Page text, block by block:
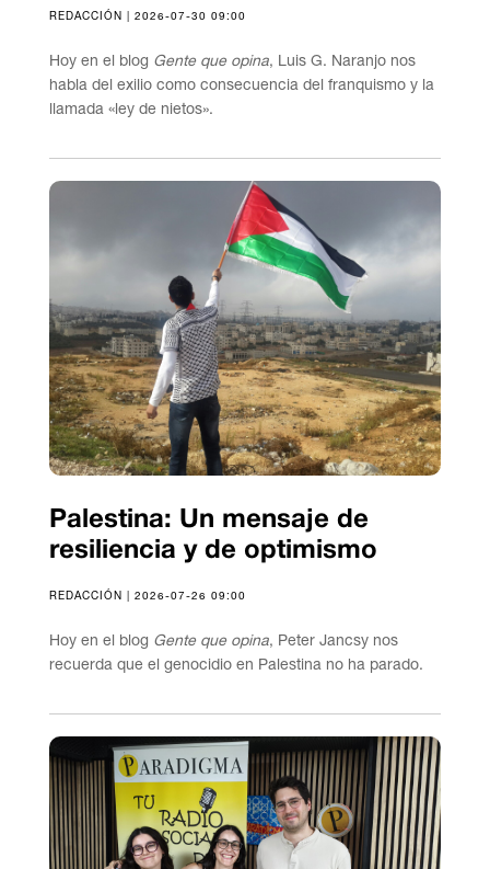
REDACCIÓN | 2026-07-30 09:00
Hoy en el blog Gente que opina, Luis G. Naranjo nos
habla del exilio como consecuencia del franquismo y la
llamada «ley de nietos».
Palestina: Un mensaje de
resiliencia y de optimismo
REDACCIÓN | 2026-07-26 09:00
Hoy en el blog Gente que opina, Peter Jancsy nos
recuerda que el genocidio en Palestina no ha parado.